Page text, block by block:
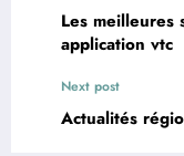
Les meilleures
application vtc
Next post
Actualités